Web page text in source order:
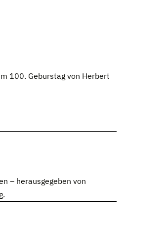
100. Geburstag von Herbert
– herausgegeben von